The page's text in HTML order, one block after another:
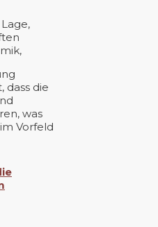
dass die
was
Vorfeld